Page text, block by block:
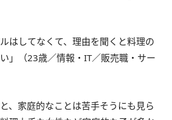
はしてなくて、理由を聞くと料理の
」（23歳／情報・IT／販売職・サー
、家庭的なことは苦手そうにも見ら